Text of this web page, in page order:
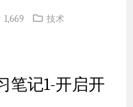
1,669 技术
笔记1-开启开